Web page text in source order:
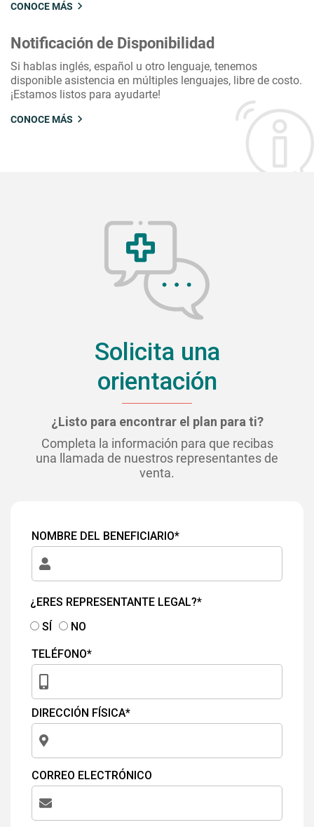
CONOCE MÁS
Notificación de Disponibilidad
Si hablas inglés, español u otro lenguaje, tenemos
disponible asistencia en múltiples lenguajes, libre de costo.
¡Estamos listos para ayudarte!
CONOCE MÁS
Solicita una
orientación
¿Listo para encontrar el plan para ti?
Completa la información para que recibas
una llamada de nuestros representantes de
venta.
NOMBRE DEL BENEFICIARIO*
¿ERES REPRESENTANTE LEGAL?*
SÍ
NO
TELÉFONO*
DIRECCIÓN FÍSICA*
CORREO ELECTRÓNICO